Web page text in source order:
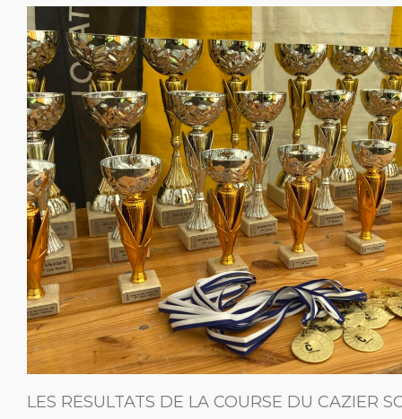
LES RÉSULTATS DE LA COURSE DU CAZIER